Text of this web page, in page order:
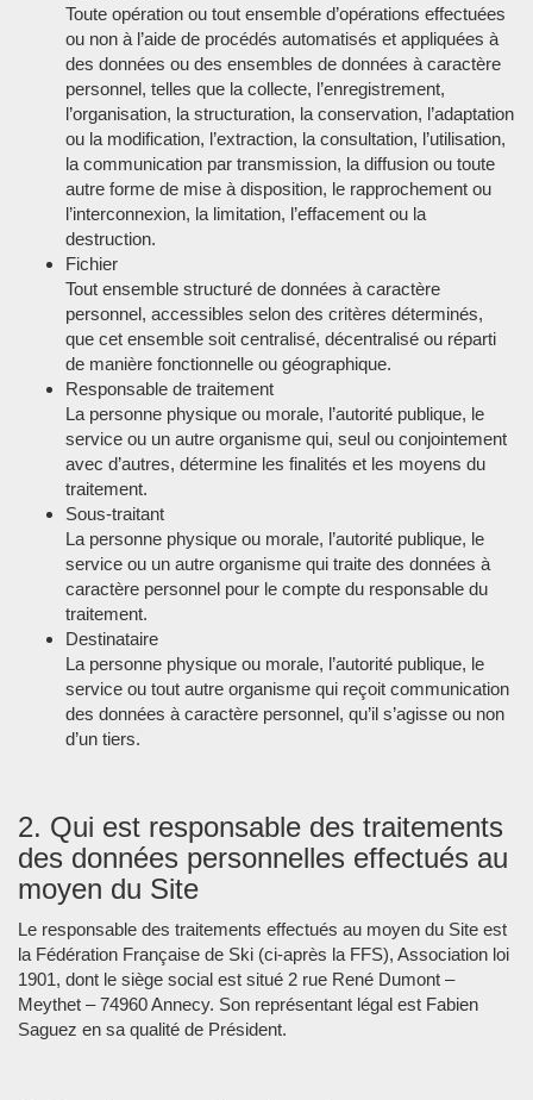
Toute opération ou tout ensemble d’opérations effectuées
ou non à l’aide de procédés automatisés et appliquées à
des données ou des ensembles de données à caractère
personnel, telles que la collecte, l’enregistrement,
l’organisation, la structuration, la conservation, l’adaptation
ou la modification, l’extraction, la consultation, l’utilisation,
la communication par transmission, la diffusion ou toute
autre forme de mise à disposition, le rapprochement ou
l’interconnexion, la limitation, l’effacement ou la
destruction.
Fichier
Tout ensemble structuré de données à caractère
personnel, accessibles selon des critères déterminés,
que cet ensemble soit centralisé, décentralisé ou réparti
de manière fonctionnelle ou géographique.
Responsable de traitement
La personne physique ou morale, l’autorité publique, le
service ou un autre organisme qui, seul ou conjointement
avec d’autres, détermine les finalités et les moyens du
traitement.
Sous-traitant
La personne physique ou morale, l’autorité publique, le
service ou un autre organisme qui traite des données à
caractère personnel pour le compte du responsable du
traitement.
Destinataire
La personne physique ou morale, l’autorité publique, le
service ou tout autre organisme qui reçoit communication
des données à caractère personnel, qu’il s’agisse ou non
d’un tiers.
2. Qui est responsable des traitements
des données personnelles effectués au
moyen du Site
Le responsable des traitements effectués au moyen du Site est
la Fédération Française de Ski (ci-après la FFS), Association loi
1901, dont le siège social est situé 2 rue René Dumont –
Meythet – 74960 Annecy. Son représentant légal est Fabien
Saguez en sa qualité de Président.